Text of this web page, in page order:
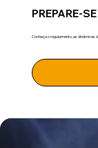
PREPARE-
Conheça o regulamento, as dinâmicas